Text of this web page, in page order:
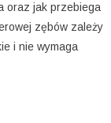
oraz jak przebiega
zębów zależy
i nie wymaga